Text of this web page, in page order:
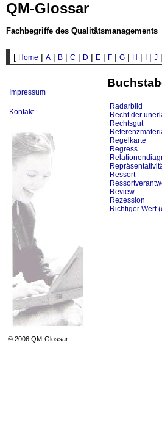
QM-Glossar
Fachbegriffe des Qualitätsmanagements
[ Home | A| B| C | D | E| F| G| H | | J|
Impressum
Kontakt
Radarbild
Recht der
Rechtsgut
Regelkarte
Regress
Ressort
Review
Rezession
Richtiger Wert
© 2006 QM-Glossar